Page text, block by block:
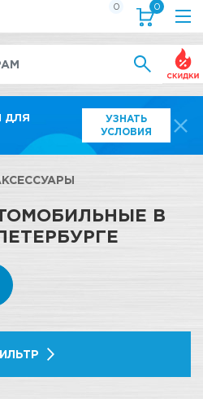
ДЛЯ
УЗНАТЬ
УСЛОВИЯ
0 0
В